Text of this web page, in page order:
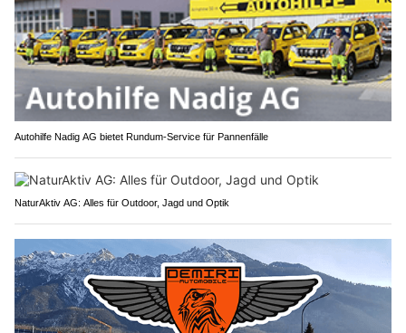
Autohilfe Nadig AG bietet Rundum‑Service für Pannenfälle
NaturAktiv AG: Alles für Outdoor, Jagd und Optik